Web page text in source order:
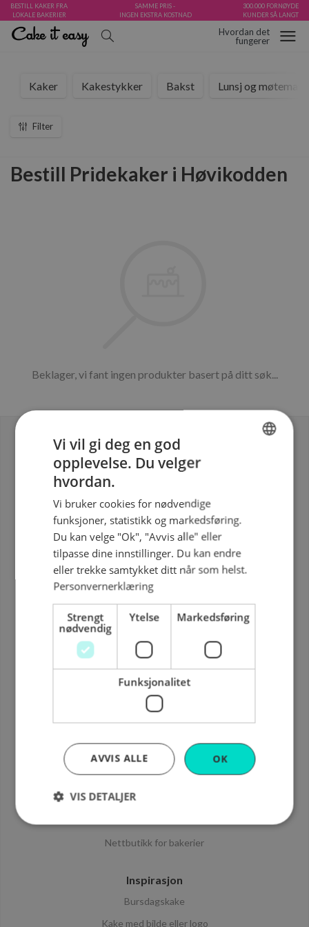
BESTILL KAKER FRA
LOKALE BAKERIER
SAMME PRIS -
INGEN EKSTRA KOSTNAD
300.000 FORNØYDE
KUNDER SÅ LANGT
Hvordan det
fungerer
Kaker Kakestykker Bakst Lunsj og møtemat
Filter
Bestill Pridekaker i Høvikodden
Beklager, vi fant ingen produkter basert på ditt søk...
Tilgjengelig i
Sverige
Norge
Kundeservice
Gavekort
Personvern
Kontakt oss
Hvordan det fungerer
Om Cake it easy
For bedrifter
Nettbutikk for bakerier
Inspirasjon
Bursdagskake
Kake med bilde eller logo
Vi vil gi deg en god
opplevelse. Du velger
hvordan.
Vi bruker cookies for nødvendige
funksjoner, statistikk og markedsføring.
Du kan velge "Ok", "Avvis alle" eller
tilpasse dine innstillinger. Du kan endre
eller trekke samtykket ditt når som helst.
Personvernerklæring
Strengt
nødvendig
Ytelse Markedsføring
Funksjonalitet
OK
AVVIS ALLE
VIS DETALJER
Strengt nødvendige informasjonskapsler tillater
kjernefunksjoner på nettstedet, som
brukerinnlogging og kontoadministrasjon.